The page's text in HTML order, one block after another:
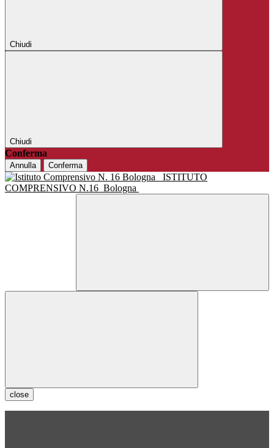
Chiudi
Chiudi
Conferma
Annulla Conferma
ISTITUTO
COMPRENSIVO N.16 Bologna
close